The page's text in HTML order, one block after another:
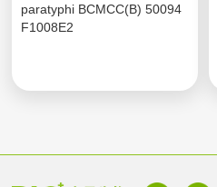
paratyphi BCMCC(B) 50094
F1008E2